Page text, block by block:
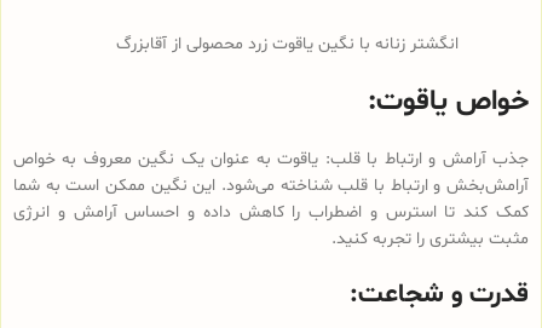
انگشتر زنانه با نگین یاقوت زرد محصولی از آقابزرگ
خواص یاقوت:
جذب آرامش و ارتباط با قلب: یاقوت به عنوان یک نگین معروف به خواص
آرامش‌بخش و ارتباط با قلب شناخته می‌شود. این نگین ممکن است به شما
کمک کند تا استرس و اضطراب را کاهش داده و احساس آرامش و انرژی
مثبت بیشتری را تجربه کنید.
قدرت و شجاعت: